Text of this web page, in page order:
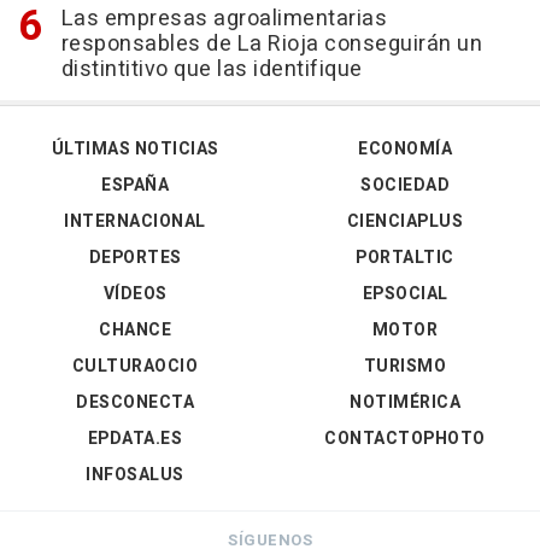
Las empresas agroalimentarias
responsables de La Rioja conseguirán un
distintitivo que las identifique
ÚLTIMAS NOTICIAS
ESPAÑA
INTERNACIONAL
DEPORTES
VÍDEOS
ECONOMÍA
SOCIEDAD
CIENCIAPLUS
PORTALTIC
EPSOCIAL
CHANCE
CULTURAOCIO
DESCONECTA
EPDATA.ES
INFOSALUS
MOTOR
TURISMO
NOTIMÉRICA
CONTACTOPHOTO
SÍGUENOS